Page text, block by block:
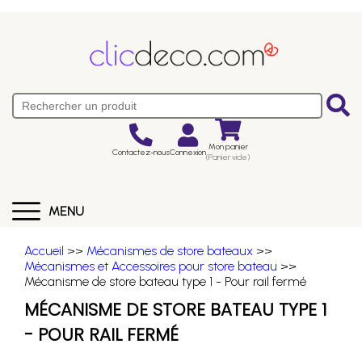
Contactez-nousConnexion Mon panier
(Panier vide)
MENU
Accueil >> Mécanismes de store bateaux >>
Mécanismes et Accessoires pour store bateau >>
Mécanisme de store bateau type 1 - Pour rail fermé
MÉCANISME DE STORE BATEAU TYPE 1
- POUR RAIL FERMÉ